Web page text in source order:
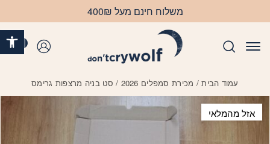
משלוח חינם מעל 400₪
עמוד הבית/ מכירת סמפלים 2026 / סט בניה מרצפות גרימס
אזל מהמלאי